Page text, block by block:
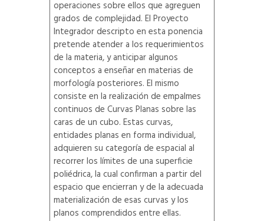
operaciones sobre ellos que agreguen
grados de complejidad. El Proyecto
Integrador descripto en esta ponencia
pretende atender a los requerimientos
de la materia, y anticipar algunos
conceptos a enseñar en materias de
morfología posteriores. El mismo
consiste en la realización de empalmes
continuos de Curvas Planas sobre las
caras de un cubo. Estas curvas,
entidades planas en forma individual,
adquieren su categoría de espacial al
recorrer los límites de una superficie
poliédrica, la cual confirman a partir del
espacio que encierran y de la adecuada
materialización de esas curvas y los
planos comprendidos entre ellas.